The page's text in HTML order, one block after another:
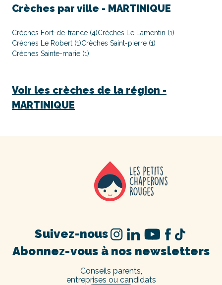
Crèches par ville - MARTINIQUE
Crèches Fort-de-france (4)Crèches Le Lamentin (1)
Crèches Le Robert (1)Crèches Saint-pierre (1)
Crèches Sainte-marie (1)
Voir les crèches de la région -
MARTINIQUE
Abonnez-vous à nos newsletters
Conseils parents,
entreprises ou candidats
Suivez-nous